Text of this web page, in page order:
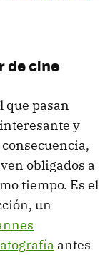
de cine
que pasan
y
obligados a
tiempo. Es el
un
antes